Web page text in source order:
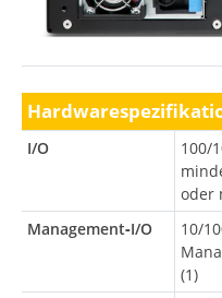
I/O
100/
oder
Management‑I/O
10/
(1)